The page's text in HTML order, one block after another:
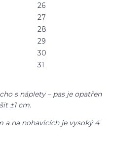
26
27
28
29
30
31
s náplety – pas je opatřen
±1 cm.
a na nohavicích je vysoký 4